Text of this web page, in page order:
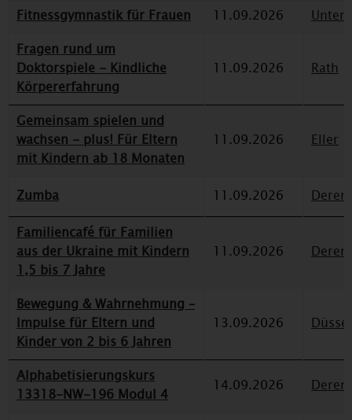
Fitnessgymnastik für Frauen
11.09.2026
Fragen rund um
Doktorspiele - Kindliche
Körpererfahrung
11.09.2026 Rath
Gemeinsam spielen und
wachsen - plus! Für Eltern
mit Kindern ab 18 Monaten
11.09.2026 Eller
Zumba 11.09.2026
Familiencafé für Familien
aus der Ukraine mit Kindern
1,5 bis 7 Jahre
11.09.2026
Bewegung & Wahrnehmung –
Impulse für Eltern und
Kinder von 2 bis 6 Jahren
13.09.2026
Alphabetisierungskurs
13318-NW-196 Modul 4
14.09.2026